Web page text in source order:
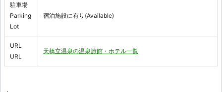
駐車場
Parking
Lot
宿泊施設に有り(Available)
URL
URL
天橋立温泉の温泉旅館・ホテル一覧